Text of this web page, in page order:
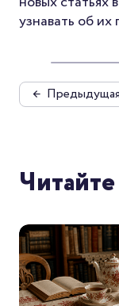
узнавать об
← Предыдущая